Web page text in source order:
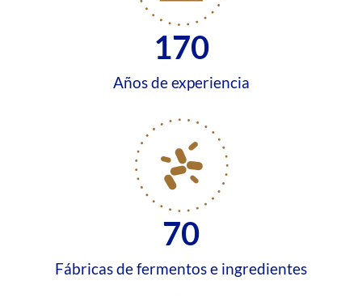
Años de experiencia
170
Fábricas de fermentos e ingredientes
70